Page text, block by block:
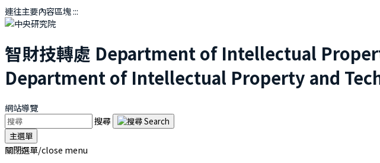
連往主要內容區塊:::
智財技轉處 Department of Intellectual
Department of Intellectual Property and
網站導覽
搜尋
主選單
關閉選單/close menu